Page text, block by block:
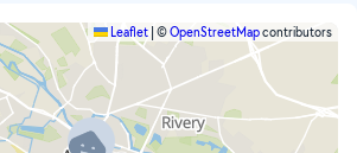
Leaflet ©OpenStreetMapcontributors